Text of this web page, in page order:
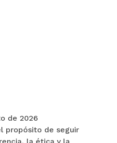
de 2026
propósito de seguir